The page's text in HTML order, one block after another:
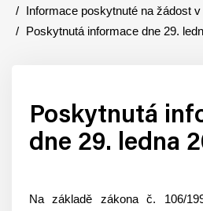
Informace poskytnuté na žádost
Poskytnutá informace dne 29.
Poskytnutá
dne 29. ledna
Na základě zákona č. 106/